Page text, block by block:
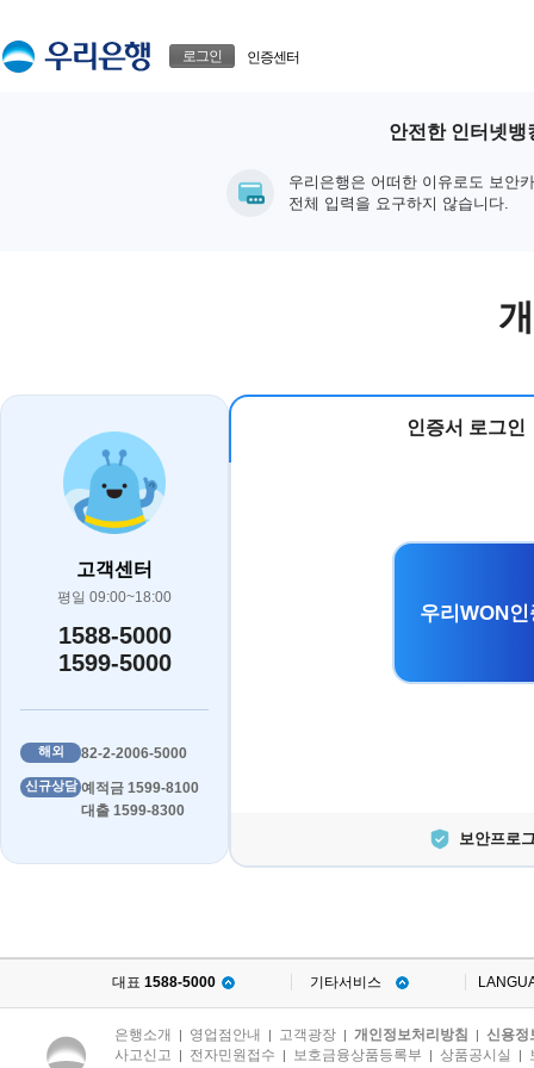
로그인 인증센터
안전한 인터넷뱅
우리은행은 어떠한 이유로도 보안
전체 입력을 요구하지 않습니다.
고객센터
평일 09:00~18:00
1588-5000
1599-5000
해외 82-2-2006-5000
신규상담 예적금 1599-8100
대출 1599-8300
인증서 로그인
우리WON
보안프로
대표 1588-5000 기타서비스
은행소개 | 영업점안내 | 고객광장 | 개인정보처리방침 | 신용정
사고신고 | 전자민원접수 | 보호금융상품등록부 | 상품공시실 |